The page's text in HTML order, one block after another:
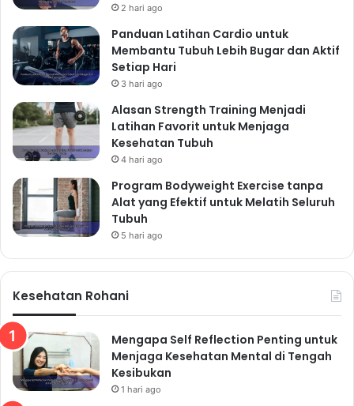
2 hari ago
Panduan Latihan Cardio untuk
Membantu Tubuh Lebih Bugar dan Aktif
Setiap Hari
3 hari ago
Alasan Strength Training Menjadi
Latihan Favorit untuk Menjaga
Kesehatan Tubuh
4 hari ago
Program Bodyweight Exercise tanpa
Alat yang Efektif untuk Melatih Seluruh
Tubuh
5 hari ago
Kesehatan Rohani
Mengapa Self Reflection Penting untuk
Menjaga Kesehatan Mental di Tengah
Kesibukan
1 hari ago